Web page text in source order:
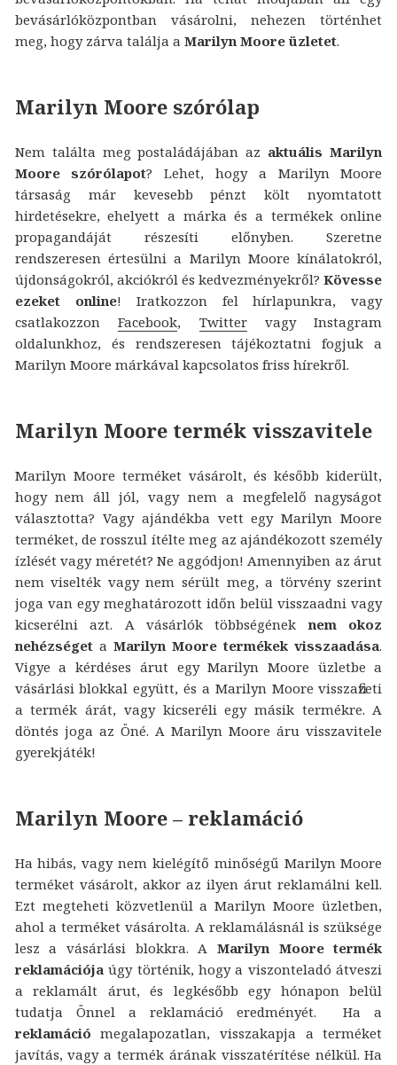
bevásárlóközpontban vásárolni, nehezen történhet
meg, hogy zárva találja a Marilyn Moore üzletet.
Marilyn Moore szórólap
Nem találta meg postaládájában az aktuális Marilyn
Moore szórólapot? Lehet, hogy a Marilyn Moore
társaság már kevesebb pénzt költ nyomtatott
hirdetésekre, ehelyett a márka és a termékek online
propagandáját részesíti előnyben. Szeretne
rendszeresen értesülni a Marilyn Moore kínálatokról,
újdonságokról, akciókról és kedvezményekről?Kövesse
ezeket online! Iratkozzon fel hírlapunkra, vagy
csatlakozzonFacebook, Twittervagy Instagram
oldalunkhoz, és rendszeresen tájékoztatni fogjuk a
Marilyn Moore márkával kapcsolatos friss hírekről.
Marilyn Moore termék visszavitele
Marilyn Moore terméket vásárolt, és később kiderült,
hogy nem áll jól, vagy nem a megfelelő nagyságot
választotta? Vagy ajándékba vett egy Marilyn Moore
terméket, de rosszul ítélte meg az ajándékozott személy
ízlését vagy méretét? Ne aggódjon! Amennyiben az árut
nem viselték vagy nem sérült meg, a törvény szerint
joga van egy meghatározott időn belül visszaadni vagy
kicserélni azt. A vásárlók többségéneknem okoz
nehézségeta Marilyn Moore termékek visszaadása.
Vigye a kérdéses árut egy Marilyn Moore üzletbe a
vásárlási blokkal együtt, és a Marilyn Moore visszafizeti
a termék árát, vagy kicseréli egy másik termékre. A
döntés joga az Öné. A Marilyn Moore áru visszavitele
gyerekjáték!
Marilyn Moore – reklamáció
Ha hibás, vagy nem kielégítő minőségű Marilyn Moore
terméket vásárolt, akkor az ilyen árut reklamálni kell.
Ezt megteheti közvetlenül a Marilyn Moore üzletben,
ahol a terméket vásárolta. A reklamálásnál is szüksége
lesz a vásárlási blokkra. AMarilyn Moore termék
reklamációja úgy történik, hogy a viszonteladó átveszi
a reklamált árut, és legkésőbb egy hónapon belül
tudatja Önnel a reklamáció eredményét. Ha a
reklamáció megalapozatlan, visszakapja a terméket
javítás, vagy a termék árának visszatérítése nélkül. Ha